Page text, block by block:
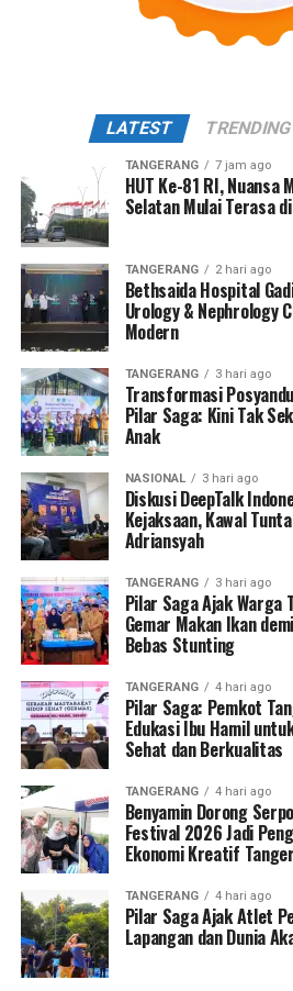
LATEST TRENDING
TANGERANG 7 jam ago
HUT Ke-81 RI,
Selatan Mulai Terasa
TANGERANG 2 hari ago
Bethsaida Hospital
Urology & Nephrology
Modern
TANGERANG 3 hari ago
Transformasi
Pilar Saga: Kini Tak
Anak
NASIONAL 3 hari ago
Diskusi DeepTalk
Kejaksaan, Kawal
Adriansyah
TANGERANG 3 hari ago
Pilar Saga Ajak Warga
Gemar Makan Ikan
Bebas Stunting
TANGERANG 4 hari ago
Pilar Saga: Pemkot
Edukasi Ibu Hamil
Sehat dan Berkualitas
TANGERANG 4 hari ago
Benyamin Dorong
Festival 2026 Jadi
Ekonomi Kreatif
TANGERANG 4 hari ago
Pilar Saga Ajak Atlet
Lapangan dan Dunia